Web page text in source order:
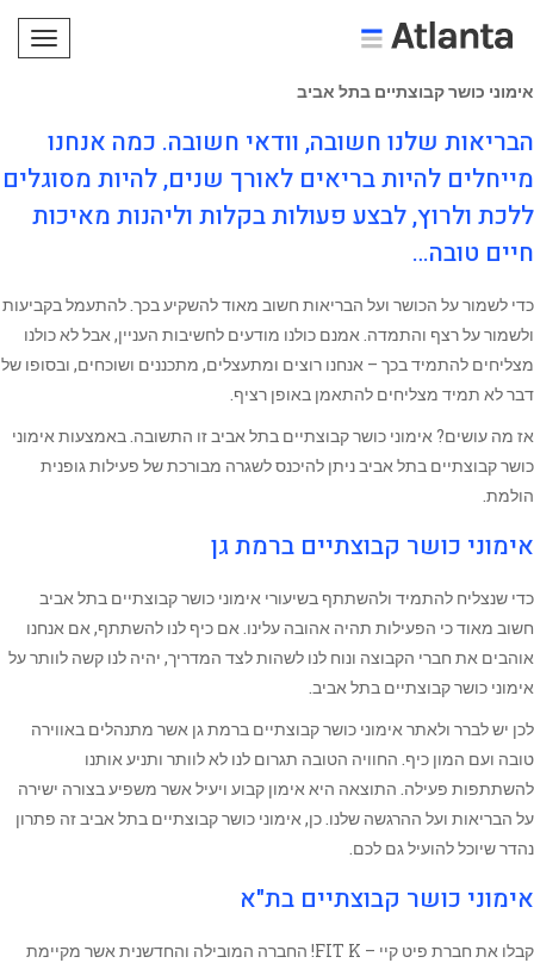
אימוני כושר קבוצתיים בתל אביב
הבריאות שלנו חשובה, וודאי חשובה. כמה אנחנו
מייחלים להיות בריאים לאורך שנים, להיות מסוגלים
ללכת ולרוץ, לבצע פעולות בקלות וליהנות מאיכות
חיים טובה…
כדי לשמור על הכושר ועל הבריאות חשוב מאוד להשקיע בכך. להתעמל בקביעות
ולשמור על רצף והתמדה. אמנם כולנו מודעים לחשיבות העניין, אבל לא כולנו
מצליחים להתמיד בכך – אנחנו רוצים ומתעצלים, מתכננים ושוכחים, ובסופו של
דבר לא תמיד מצליחים להתאמן באופן רציף.
אז מה עושים? אימוני כושר קבוצתיים בתל אביב זו התשובה. באמצעות אימוני
כושר קבוצתיים בתל אביב ניתן להיכנס לשגרה מבורכת של פעילות גופנית
הולמת.
אימוני כושר קבוצתיים ברמת גן
כדי שנצליח להתמיד ולהשתתף בשיעורי אימוני כושר קבוצתיים בתל אביב
חשוב מאוד כי הפעילות תהיה אהובה עלינו. אם כיף לנו להשתתף, אם אנחנו
אוהבים את חברי הקבוצה ונוח לנו לשהות לצד המדריך, יהיה לנו קשה לוותר על
אימוני כושר קבוצתיים בתל אביב.
לכן יש לברר ולאתר אימוני כושר קבוצתיים ברמת גן אשר מתנהלים באווירה
טובה ועם המון כיף. החוויה הטובה תגרום לנו לא לוותר ותניע אותנו
להשתתפות פעילה. התוצאה היא אימון קבוע ויעיל אשר משפיע בצורה ישירה
על הבריאות ועל ההרגשה שלנו. כן, אימוני כושר קבוצתיים בתל אביב זה פתרון
נהדר שיוכל להועיל גם לכם.
אימוני כושר קבוצתיים בת"א
קבלו את חברת פיט קיי – FIT K! החברה המובילה והחדשנית אשר מקיימת